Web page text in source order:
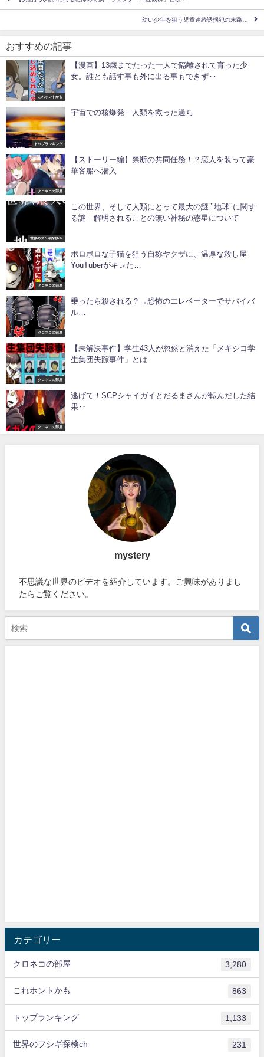
幼い少年を狙う児童連続誘拐犯の末路…
おすすめの記事
これホントかも
【漫画】13歳までたった一人で隔離されて育った少
女。誰とも話す事も外に出る事もできず･･
トップランキング
宇宙での核爆発 – 人類を救った過ち
クロネコの部屋
【ストーリー編】禁断の共同任務！？恋人を装って豪
華客船へ潜入
世界のフシギ探検ch
この世界、そして人類にとって最大の謎 ’’地球’’に関す
る謎 解明されることの無い神秘の惑星について
クロネコの部屋
ボロボロな子猫を狙う自称ヤクザに、温厚な殺し屋
YouTuberがキレた…
クロネコの部屋
乗ったら殺される？→恐怖のエレベーターでサバイバ
ル…
クロネコの部屋
【未解決事件】学生43人が忽然と消えた「メキシコ学
生集団失踪事件」とは
クロネコの部屋
逃げて！SCPシャイガイとだるまさんが転んだした結
果‥
mystery
不思議な世界のビデオを紹介しています。ご興味がありまし
たらご覧ください。
カテゴリー
クロネコの部屋 3,280
これホントかも 863
トップランキング 1,133
世界のフシギ探検ch 231